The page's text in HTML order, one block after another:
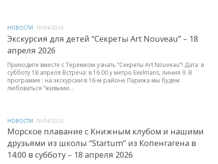
НОВОСТИ 10/04/2026
Экскурсия для детей “Секреты Art Nouveau” – 18
апреля 2026
Приходите вместе с Теремком узнать “Секреты Art Nouveau”! Дата: в
субботу 18 апреля Встреча: в 16.00 у метро Exelmans, линия 9. В
программе : на экскурсии в 16-м районе Парижа мы будем
любоваться “живыми...
НОВОСТИ 10/04/2026
Морское плавание с Книжным клубом и нашими
друзьями из школы “Startum” из Копенгагена в
14:00 в субботу – 18 апреля 2026